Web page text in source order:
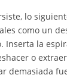
lo
como un
Inserta la
o
demasiada